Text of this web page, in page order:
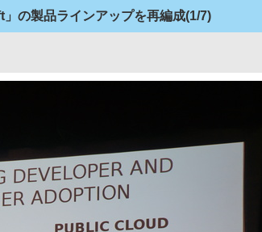
の製品ラインアップを再編成(1/7)